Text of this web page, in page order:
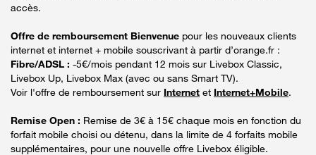
accès.
Offre de remboursement Bienvenue pour les nouveaux clients
internet et internet + mobile souscrivant à partir d’orange.fr :
Fibre/ADSL : -5€/mois pendant 12 mois sur Livebox Classic,
Livebox Up, Livebox Max (avec ou sans Smart TV).
Voir l'offre de remboursement sur Internet et Internet+Mobile.
Remise Open : Remise de 3€ à 15€ chaque mois en fonction du
forfait mobile choisi ou détenu, dans la limite de 4 forfaits mobile
supplémentaires, pour une nouvelle offre Livebox éligible.